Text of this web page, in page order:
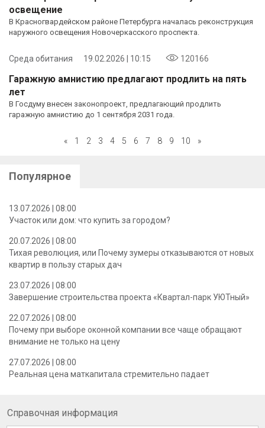
освещение
В Красногвардейском районе Петербурга началась реконструкция
наружного освещения Новочеркасского проспекта.
Среда обитания 19.02.2026 | 10:15 120166
Гаражную амнистию предлагают продлить на пять
лет
В Госдуму внесен законопроект, предлагающий продлить
гаражную амнистию до 1 сентября 2031 года.
« 1 2 3 4 5 6 7 8 9 10 »
Популярное
13.07.2026 | 08:00
Участок или дом: что купить за городом?
20.07.2026 | 08:00
Тихая революция, или Почему зумеры отказываются от новых
квартир в пользу старых дач
23.07.2026 | 08:00
Завершение строительства проекта «Квартал-парк УЮТный»
22.07.2026 | 08:00
Почему при выборе оконной компании все чаще обращают
внимание не только на цену
27.07.2026 | 08:00
Реальная цена маткапитала стремительно падает
Справочная информация